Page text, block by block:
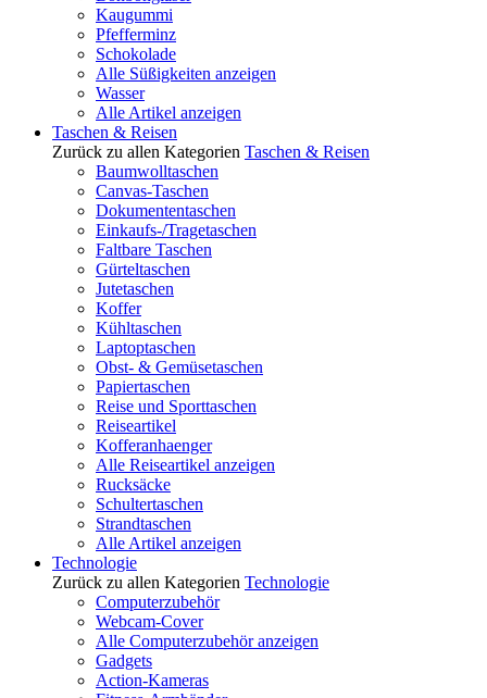
Kaugummi
Pfefferminz
Schokolade
Alle Süßigkeiten anzeigen
Wasser
Alle Artikel anzeigen
Taschen & Reisen
Zurück zu allen Kategorien Taschen & Reisen
Baumwolltaschen
Canvas-Taschen
Dokumententaschen
Einkaufs-/Tragetaschen
Faltbare Taschen
Gürteltaschen
Jutetaschen
Koffer
Kühltaschen
Laptoptaschen
Obst- & Gemüsetaschen
Papiertaschen
Reise und Sporttaschen
Reiseartikel
Kofferanhaenger
Alle Reiseartikel anzeigen
Rucksäcke
Schultertaschen
Strandtaschen
Alle Artikel anzeigen
Technologie
Zurück zu allen Kategorien Technologie
Computerzubehör
Webcam-Cover
Alle Computerzubehör anzeigen
Gadgets
Action-Kameras